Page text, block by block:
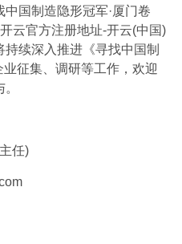
国制造隐形冠军·厦门卷
云官方注册地址-开云(中国)
续深入推进《寻找中国制
征集、调研等工作，欢迎
任)